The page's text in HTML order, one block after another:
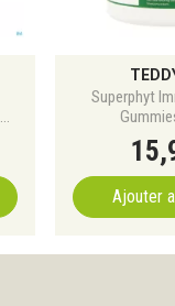
Superphyt
15,
Ajouter